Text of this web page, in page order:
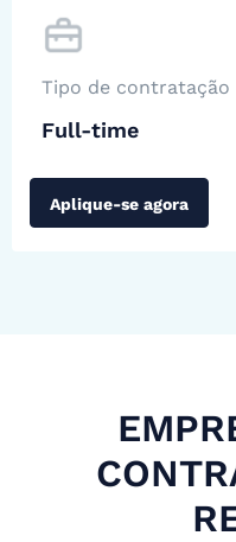
Tipo de contratação
Full-time
Aplique-se agora